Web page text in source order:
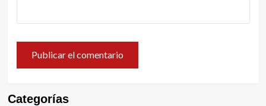
Categorías